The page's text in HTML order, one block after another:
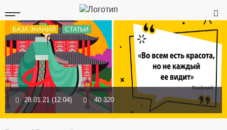
БАЗА ЗНАНИЙ СТАТЬИ
28.01.21 (12:04) 40 320